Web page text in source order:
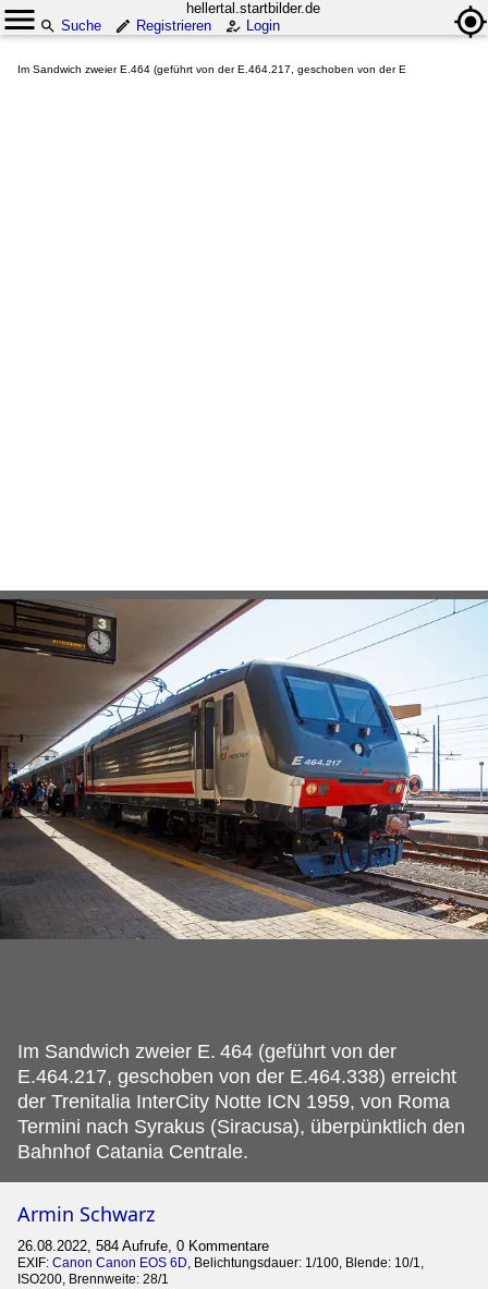
hellertal.startbilder.de
Suche
Registrieren Login
Im Sandwich zweier E.464 (geführt von der E.464.217, geschoben von der E
Im Sandwich zweier E. 464 (geführt von der
E.464.217, geschoben von der E.464.338) erreicht
der Trenitalia InterCity Notte ICN 1959, von Roma
Termini nach Syrakus (Siracusa), überpünktlich den
Bahnhof Catania Centrale.
Armin Schwarz
26.08.2022, 584 Aufrufe, 0 Kommentare
EXIF: Canon Canon EOS 6D, Belichtungsdauer: 1/100, Blende: 10/1,
ISO200, Brennweite: 28/1